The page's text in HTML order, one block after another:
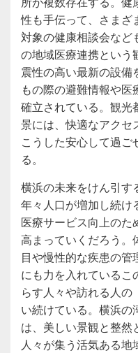
性も手伝って、さまざ
対象の健康相談会な
の地域医療連携という
震性の高い最新の設備
もの際の避難情報や
確立されている。観光
景には、快適なアクセ
こうした安心して過
る。
横浜の未来をけん引す
年々人口が増加し続け
医療サービス向上のた
高まっていくだろう。
目や慢性的な疾患の
にも力を入れているこ
らす人々や訪れる人の
い続けている。横浜の
は、美しい景観と整然
人々が集う活気ある